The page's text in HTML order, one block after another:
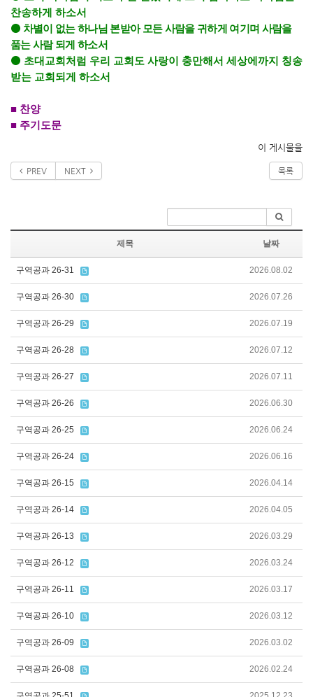
찬송하게 하소서
⚫ 차별이 없는 하나님 본받아 모든 사람을 귀하게 여기며 사람을
품는 사람 되게 하소서
⚫ 초대교회처럼 우리 교회도 사랑이 충만해서 세상에까지 칭송
받는 교회되게 하소서
■ 찬양
■ 주기도문
이 게시물을
PREV NEXT 목록
제목 날짜
구역공과 26-31 2026.08.02
구역공과 26-30 2026.07.26
구역공과 26-29 2026.07.19
구역공과 26-28 2026.07.12
구역공과 26-27 2026.07.11
구역공과 26-26 2026.06.30
구역공과 26-25 2026.06.24
구역공과 26-24 2026.06.16
구역공과 26-15 2026.04.14
구역공과 26-14 2026.04.05
구역공과 26-13 2026.03.29
구역공과 26-12 2026.03.24
구역공과 26-11 2026.03.17
구역공과 26-10 2026.03.12
구역공과 26-09 2026.03.02
구역공과 26-08 2026.02.24